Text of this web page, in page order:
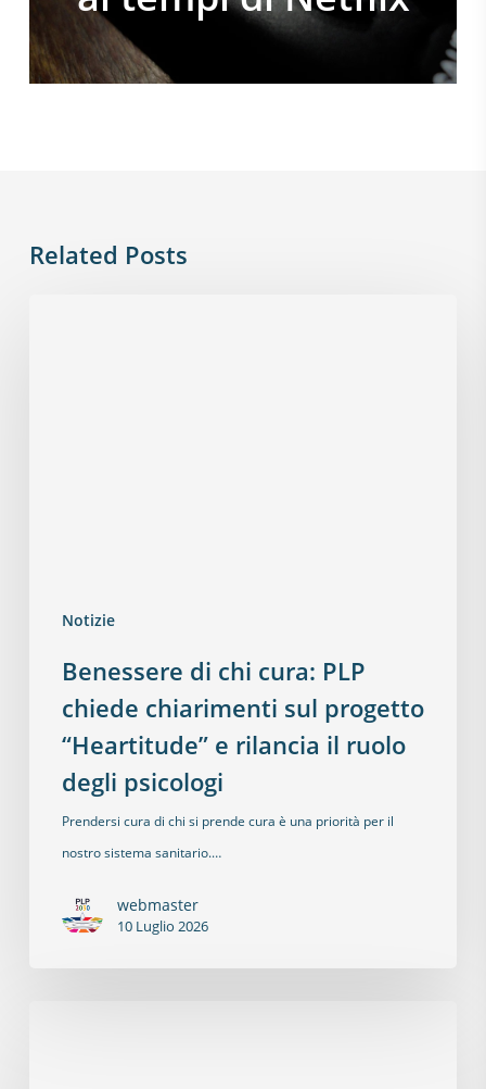
Related Posts
Notizie
Benessere di chi cura: PLP
chiede chiarimenti sul progetto
“Heartitude” e rilancia il ruolo
degli psicologi
Prendersi cura di chi si prende cura è una priorità per il
nostro sistema sanitario.…
webmaster
10 Luglio 2026